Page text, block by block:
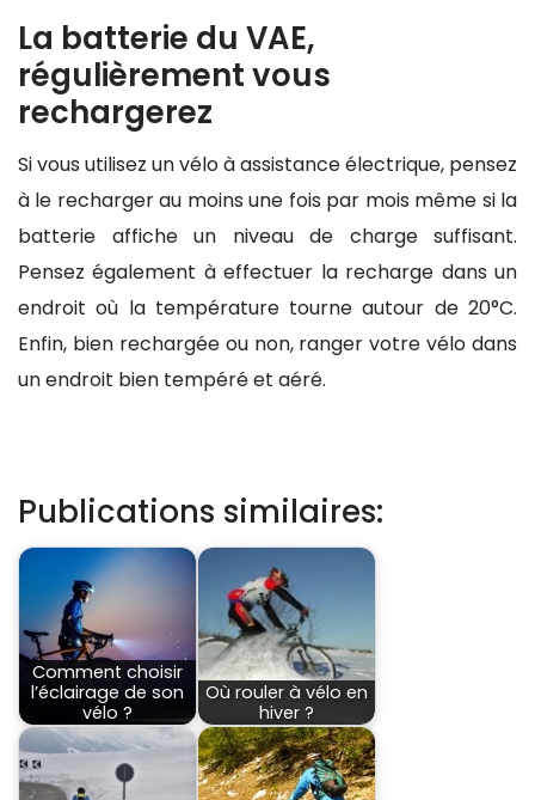
La batterie du VAE,
régulièrement vous
rechargerez
Si vous utilisez un vélo à assistance électrique, pensez
à le recharger au moins une fois par mois même si la
batterie affiche un niveau de charge suffisant.
Pensez également à effectuer la recharge dans un
endroit où la température tourne autour de 20°C.
Enfin, bien rechargée ou non, ranger votre vélo dans
un endroit bien tempéré et aéré.
Publications similaires:
Comment choisir
l’éclairage de son
vélo ?
Où rouler à vélo en
hiver ?